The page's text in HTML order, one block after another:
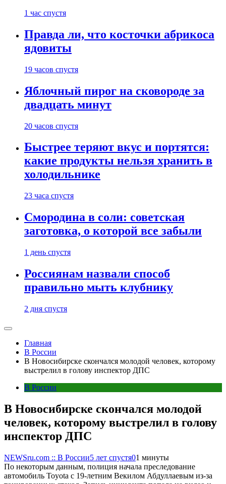
1 час спустя
Правда ли, что косточки абрикоса
ядовиты
19 часов спустя
Яблочный пирог на сковороде за
двадцать минут
20 часов спустя
Быстрее теряют вкус и портятся:
какие продукты нельзя хранить в
холодильнике
23 часа спустя
Смородина в соли: советская
заготовка, о которой все забыли
1 день спустя
Россиянам назвали способ
правильно мыть клубнику
2 дня спустя
Главная
В России
В Новосибирске скончался молодой человек, которому
выстрелил в голову инспектор ДПС
В России
В Новосибирске скончался молодой
человек, которому выстрелил в голову
инспектор ДПС
NEWSru.com :: В России5 лет спустя01 минуты
По некоторым данным, полиция начала преследование
автомобиль Toyota с 19-летним Векилом Абдуллаевым из-за